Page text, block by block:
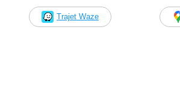
Trajet Waze